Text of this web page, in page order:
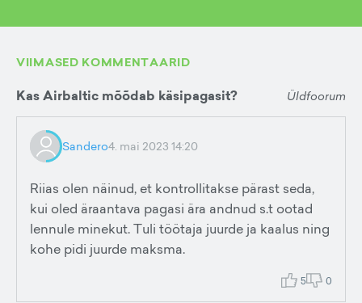
VIIMASED KOMMENTAARID
Kas Airbaltic mõõdab käsipagasit? Üldfoorum
Sandero4. mai 2023 14:20
Riias olen näinud, et kontrollitakse pärast seda,
kui oled äraantava pagasi ära andnud s.t ootad
lennule minekut. Tuli töötaja juurde ja kaalus ning
kohe pidi juurde maksma.
5 0